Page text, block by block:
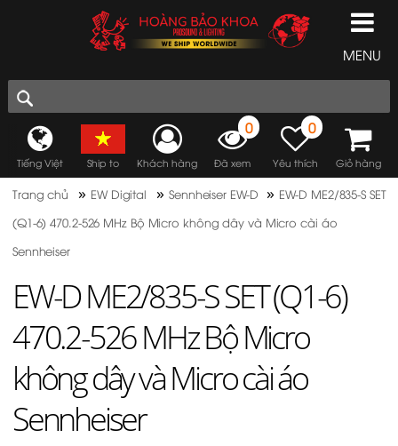
MENU
Tiếng Việt Ship to Khách hàng
0
Đã xem
0
Yêu thích Giỏ hàng
Trang chủ » EW Digital »Sennheiser EW-D » EW-D ME2/835-S SET
(Q1-6) 470.2-526 MHz Bộ Micro không dây và Micro cài áo
Sennheiser
EW-D ME2/835-S SET (Q1-6)
470.2-526 MHz Bộ Micro
không dây và Micro cài áo
Sennheiser